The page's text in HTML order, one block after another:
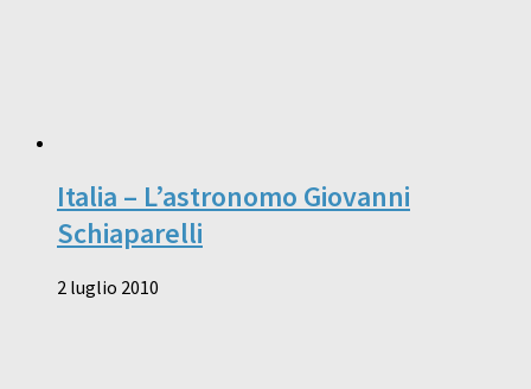
Italia – L’astronomo Giovanni
Schiaparelli
2 luglio 2010